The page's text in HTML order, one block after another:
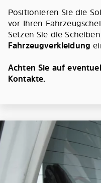
Positionieren Sie die
vor Ihren
Setzen Sie die
Fahrzeugverkleidung
Achten Sie auf
Kontakte.